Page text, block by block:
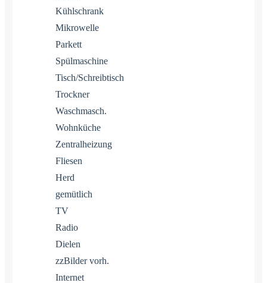
Kühlschrank
Mikrowelle
Parkett
Spülmaschine
Tisch/Schreibtisch
Trockner
Waschmasch.
Wohnküche
Zentralheizung
Fliesen
Herd
gemütlich
TV
Radio
Dielen
zzBilder vorh.
Internet